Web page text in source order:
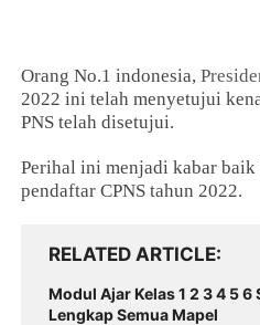
Orang No.1 indonesia,
2022 ini telah menyetujui
PNS telah disetujui.
Perihal ini menjadi kabar baik
pendaftar CPNS tahun 2022.
RELATED ARTICLE
Modul Ajar Kelas 1 2 3 4 5
Lengkap Semua Mapel